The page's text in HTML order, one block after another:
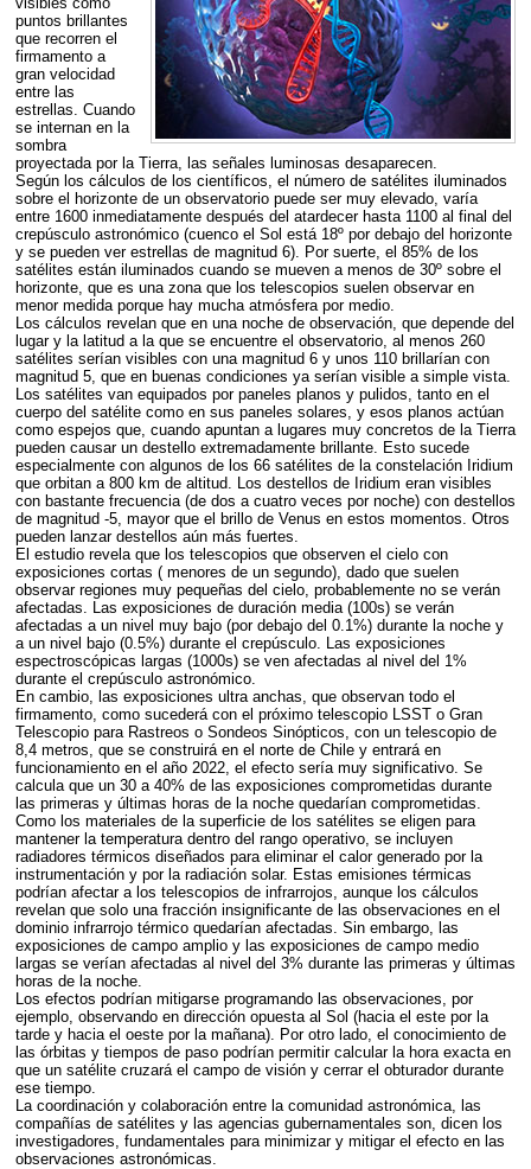
puntos brillantes
que recorren el
firmamento a
gran velocidad
entre las
estrellas. Cuando
se internan en la
sombra
proyectada por la Tierra, las señales luminosas desaparecen.
Según los cálculos de los científicos, el número de satélites iluminados
sobre el horizonte de un observatorio puede ser muy elevado, varía
entre 1600 inmediatamente después del atardecer hasta 1100 al final del
crepúsculo astronómico (cuenco el Sol está 18º por debajo del horizonte
y se pueden ver estrellas de magnitud 6). Por suerte, el 85% de los
satélites están iluminados cuando se mueven a menos de 30º sobre el
horizonte, que es una zona que los telescopios suelen observar en
menor medida porque hay mucha atmósfera por medio.
Los cálculos revelan que en una noche de observación, que depende del
lugar y la latitud a la que se encuentre el observatorio, al menos 260
satélites serían visibles con una magnitud 6 y unos 110 brillarían con
magnitud 5, que en buenas condiciones ya serían visible a simple vista.
Los satélites van equipados por paneles planos y pulidos, tanto en el
cuerpo del satélite como en sus paneles solares, y esos planos actúan
como espejos que, cuando apuntan a lugares muy concretos de la Tierra
pueden causar un destello extremadamente brillante. Esto sucede
especialmente con algunos de los 66 satélites de la constelación Iridium
que orbitan a 800 km de altitud. Los destellos de Iridium eran visibles
con bastante frecuencia (de dos a cuatro veces por noche) con destellos
de magnitud -5, mayor que el brillo de Venus en estos momentos. Otros
pueden lanzar destellos aún más fuertes.
El estudio revela que los telescopios que observen el cielo con
exposiciones cortas ( menores de un segundo), dado que suelen
observar regiones muy pequeñas del cielo, probablemente no se verán
afectadas. Las exposiciones de duración media (100s) se verán
afectadas a un nivel muy bajo (por debajo del 0.1%) durante la noche y
a un nivel bajo (0.5%) durante el crepúsculo. Las exposiciones
espectroscópicas largas (1000s) se ven afectadas al nivel del 1%
durante el crepúsculo astronómico.
En cambio, las exposiciones ultra anchas, que observan todo el
firmamento, como sucederá con el próximo telescopio LSSTo Gran
Telescopio para Rastreos o Sondeos Sinópticos, con un telescopio de
8,4 metros, que se construirá en el norte de Chile y entrará en
funcionamiento en el año 2022, el efecto sería muy significativo. Se
calcula que un 30 a 40% de las exposiciones comprometidas durante
las primeras y últimas horas de la noche quedarían comprometidas.
Como los materiales de la superficie de los satélites se eligen para
mantener la temperatura dentro del rango operativo, se incluyen
radiadores térmicos diseñados para eliminar el calor generado por la
instrumentación y por la radiación solar. Estas emisiones térmicas
podrían afectar a los telescopios de infrarrojos, aunque los cálculos
revelan que solo una fracción insignificante de las observaciones en el
dominio infrarrojo térmico quedarían afectadas. Sin embargo, las
exposiciones de campo amplio y las exposiciones de campo medio
largas se verían afectadas al nivel del 3% durante las primeras y últimas
horas de la noche.
Los efectos podrían mitigarse programando las observaciones, por
ejemplo, observando en dirección opuesta al Sol (hacia el este por la
tarde y hacia el oeste por la mañana). Por otro lado, el conocimiento de
las órbitas y tiempos de paso podrían permitir calcular la hora exacta en
que un satélite cruzará el campo de visión y cerrar el obturador durante
ese tiempo.
La coordinación y colaboración entre la comunidad astronómica, las
compañías de satélites y las agencias gubernamentales son, dicen los
investigadores, fundamentales para minimizar y mitigar el efecto en las
observaciones astronómicas.